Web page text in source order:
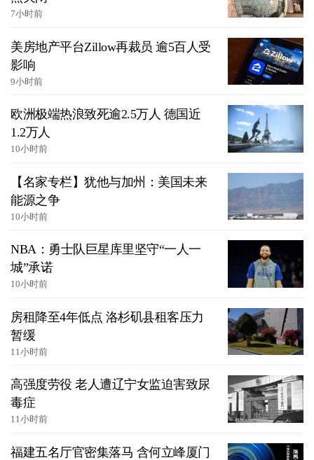
7小时前
美房地产平台Zillow再裁员 逾5百人受
影响
9小时前
欧洲极端热浪致死逾2.5万人 德国近
1.2万人
10小时前
【名家专栏】犹他与加州：美国未来
能源之争
10小时前
NBA：勇士队巨星库里坚守“一人一
城”承诺
10小时前
房租降至4年低点 洛杉矶县租客压力
暂缓
11小时前
高强度劳役 老人遭辽宁女监迫害致尿
毒症
11小时前
福建五名厅官密集落马 含何立峰厦门